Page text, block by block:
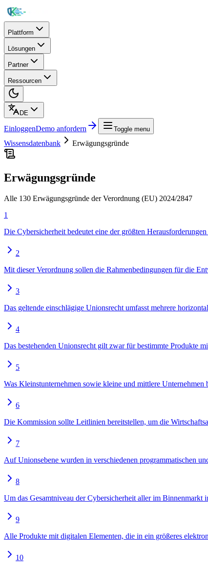
Plattform
Lösungen
Partner
Ressourcen
DE
EinloggenDemo anfordern Toggle menu
Wissensdatenbank Erwägungsgründe
Erwägungsgründe
Alle 130 Erwägungsgründe der Verordnung (EU) 2024/2847
1
Die Cybersicherheit bedeutet eine der größten
2
Mit dieser Verordnung sollen die Rahmenbedingungen für die
3
Das geltende einschlägige Unionsrecht umfasst mehrere
4
Das bestehenden Unionsrecht gilt zwar für bestimmte Produkte
5
Was Kleinstunternehmen sowie kleine und mittlere
6
Die Kommission sollte Leitlinien bereitstellen, um die
7
Auf Unionsebene wurden in verschiedenen programmatischen
8
Um das Gesamtniveau der Cybersicherheit aller im Binnenmarkt
9
Alle Produkte mit digitalen Elementen, die in ein größeres
10